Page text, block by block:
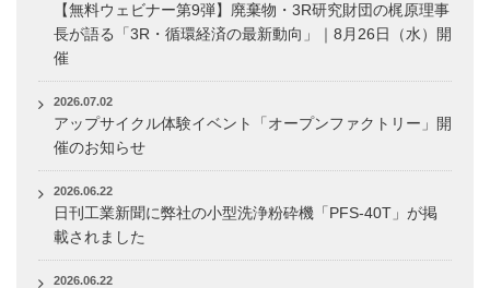
【無料ウェビナー第9弾】廃棄物・3R研究財団の梶原理事
長が語る「3R・循環経済の最新動向」｜8月26日（水）開
催
2026.07.02
アップサイクル体験イベント「オープンファクトリー」開
催のお知らせ
2026.06.22
日刊工業新聞に弊社の小型洗浄粉砕機「PFS-40T」が掲
載されました
2026.06.22